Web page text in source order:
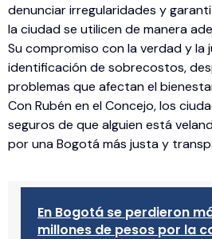
denunciar irregularidades y
la ciudad se utilicen de manera
Su compromiso con la verdad y la
identificación de sobrecostos,
problemas que afectan el
Con Rubén en el Concejo, los
seguros de que alguien está
por una Bogotá más justa y
En Bogotá se perdieron
millones de pesos por la